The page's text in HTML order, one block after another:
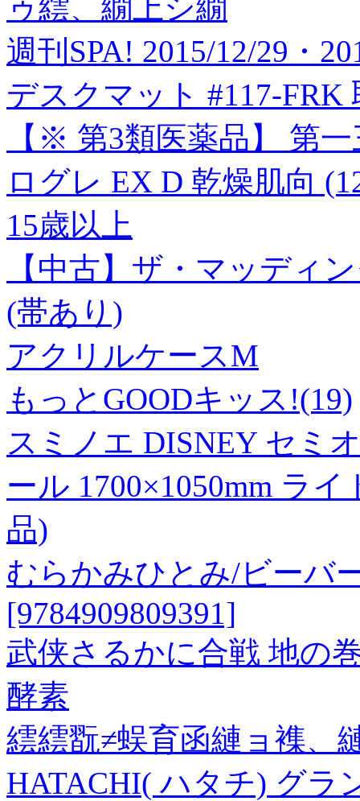
ゥ繧、繝上シ繝
週刊SPA! 2015/12/29・
デスクマット #117-FRK
【※ 第3類医薬品】 第
ログレ EX D 乾燥肌向
15歳以上
【中古】ザ・マッディ
(帯あり)
アクリルケースM
もっとGOODキッス!(19)
スミノエ DISNEY セミ
ール 1700×1050mm ラ
品)
むらかみひとみ/ビーバ
[9784909809391]
武侠さるかに合戦 地の
酵素
繧繧翫≠蜈育函縺ョ襍、
HATACHI( ハタチ) グラ